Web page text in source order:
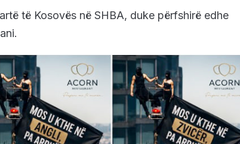
të Kosovës në SHBA, duke përfshirë edhe